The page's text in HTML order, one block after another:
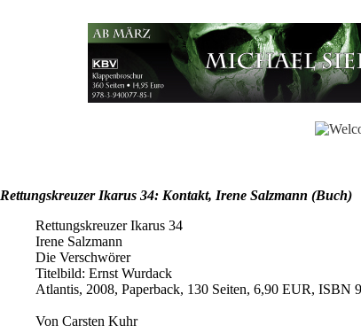
Rettungskreuzer Ikarus 34: Kontakt, Irene Salzmann (Buch)
Rettungskreuzer Ikarus 34
Irene Salzmann
Die Verschwörer
Titelbild: Ernst Wurdack
Atlantis, 2008, Paperback, 130 Seiten, 6,90 EUR, ISBN
Von Carsten Kuhr